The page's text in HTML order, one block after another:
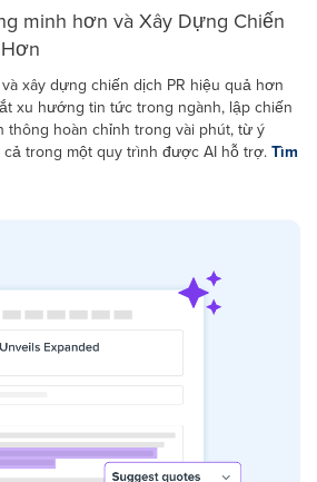
minh hơn và Xây Dựng Chiến
xây dựng chiến dịch PR hiệu quả hơn
xu hướng tin tức trong ngành, lập chiến
thông hoàn chỉnh trong vài phút, từ ý
trong một quy trình được AI hỗ trợ.Tìm